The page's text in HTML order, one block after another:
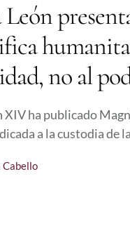
León
no al
XIV ha publicado
a la custodia de
Cabello